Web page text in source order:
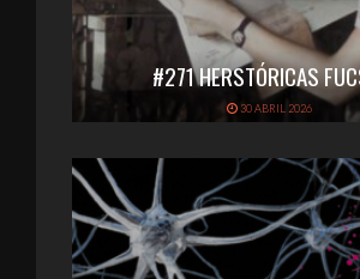
#271 HERSTÓRICAS
30 ABRIL 2026